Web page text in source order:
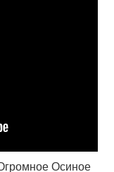
Осиное